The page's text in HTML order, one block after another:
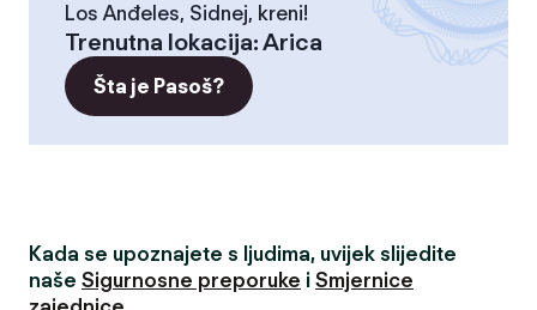
Los Anđeles, Sidnej, kreni!
Trenutna lokacija:Arica
Šta je Pasoš?
Kada se upoznajete s ljudima, uvijek slijedite
naše Sigurnosne preporuke i Smjernice